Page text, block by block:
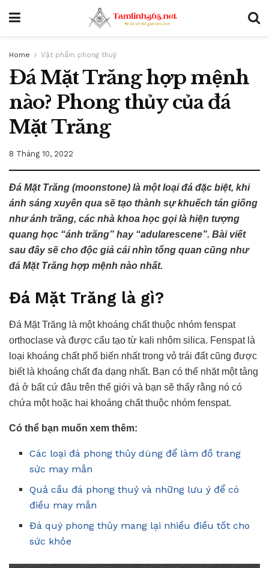
Home Vật phẩm phong thuỷ
Đá Mặt Trăng hợp mệnh
nào? Phong thủy của đá
Mặt Trăng
8 Tháng 10, 2022
Đá Mặt Trăng (moonstone) là một loại đá đặc biệt, khi
ánh sáng xuyên qua sẽ tạo thành sự khuếch tán giống
như ánh trăng, các nhà khoa học gọi là hiện tượng
quang học “ánh trăng” hay “adularescene”. Bài viết
sau đây sẽ cho độc giả cái nhìn tổng quan cũng như
đá Mặt Trăng hợp mệnh nào nhất.
Đá Mặt Trăng là gì?
Đá Mặt Trăng là một khoáng chất thuộc nhóm fenspat
orthoclase và được cấu tạo từ kali nhôm silica. Fenspat là
loại khoáng chất phổ biến nhất trong vỏ trái đất cũng được
biết là khoáng chất đa dạng nhất. Bạn có thể nhặt một tảng
đá ở bất cứ đâu trên thế giới và bạn sẽ thấy rằng nó có
chứa một hoặc hai khoáng chất thuộc nhóm fenspat.
Có thể bạn muốn xem thêm:
Các loại đá phong thủy dùng để làm đồ trang
sức may mắn
Quả cầu đá phong thuỷ và những lưu ý để có
điều may mắn
Đá quý phong thủy mang lại nhiều điều tốt cho
sức khỏe